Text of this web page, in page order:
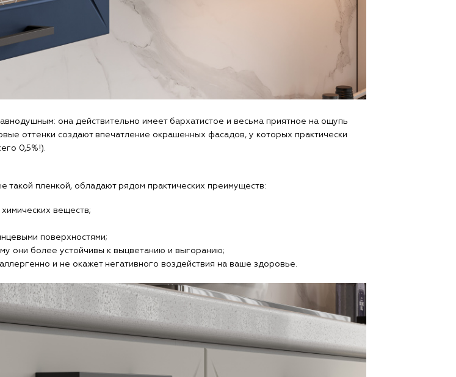
она действительно имеет бархатистое и весьма приятное на ощупь
оттенки создают впечатление окрашенных фасадов, у которых практически
0,5%!).
пленкой, обладают рядом практических преимуществ:
веществ;
поверхностями;
они более устойчивы к выцветанию и выгоранию;
и не окажет негативного воздействия на ваше здоровье.